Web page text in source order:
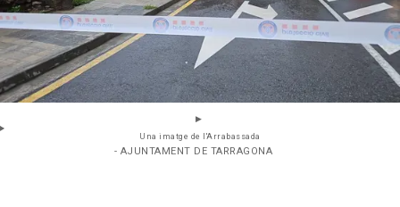
Una imatge de l'Arrabassada
- AJUNTAMENT DE TARRAGONA